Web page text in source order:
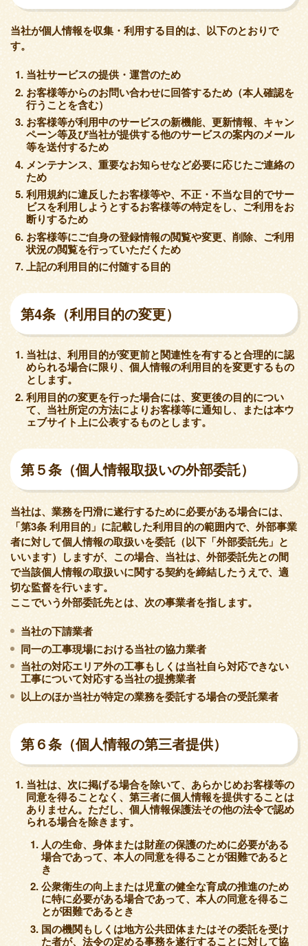
当社が個人情報を収集・利用する目的は、以下のとおりで
す。
当社サービスの提供・運営のため
お客様等からのお問い合わせに回答するため（本人確認を
行うことを含む）
お客様等が利用中のサービスの新機能、更新情報、キャン
ペーン等及び当社が提供する他のサービスの案内のメール
等を送付するため
メンテナンス、重要なお知らせなど必要に応じたご連絡の
ため
利用規約に違反したお客様等や、不正・不当な目的でサー
ビスを利用しようとするお客様等の特定をし、ご利用をお
断りするため
お客様等にご自身の登録情報の閲覧や変更、削除、ご利用
状況の閲覧を行っていただくため
上記の利用目的に付随する目的
第4条（利用目的の変更）
当社は、利用目的が変更前と関連性を有すると合理的に認
められる場合に限り、個人情報の利用目的を変更するもの
とします。
利用目的の変更を行った場合には、変更後の目的につい
て、当社所定の方法によりお客様等に通知し、または本ウ
ェブサイト上に公表するものとします。
第５条（個人情報取扱いの外部委託）
当社は、業務を円滑に遂行するために必要がある場合には、
「第3条 利用目的」に記載した利用目的の範囲内で、外部事業
者に対して個人情報の取扱いを委託（以下「外部委託先」と
いいます）しますが、この場合、当社は、外部委託先との間
で当該個人情報の取扱いに関する契約を締結したうえで、適
切な監督を行います。
ここでいう外部委託先とは、次の事業者を指します。
当社の下請業者
同一の工事現場における当社の協力業者
当社の対応エリア外の工事もしくは当社自ら対応できない
工事について対応する当社の提携業者
以上のほか当社が特定の業務を委託する場合の受託業者
第６条（個人情報の第三者提供）
当社は、次に掲げる場合を除いて、あらかじめお客様等の
同意を得ることなく、第三者に個人情報を提供することは
ありません。ただし、個人情報保護法その他の法令で認め
られる場合を除きます。
人の生命、身体または財産の保護のために必要がある
場合であって、本人の同意を得ることが困難であると
き
公衆衛生の向上または児童の健全な育成の推進のため
に特に必要がある場合であって、本人の同意を得るこ
とが困難であるとき
国の機関もしくは地方公共団体またはその委託を受け
た者が、法令の定める事務を遂行することに対して協